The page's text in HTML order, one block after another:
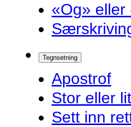
«Og» eller
Tegnsetning
Apostrof
Stor eller
Sett inn